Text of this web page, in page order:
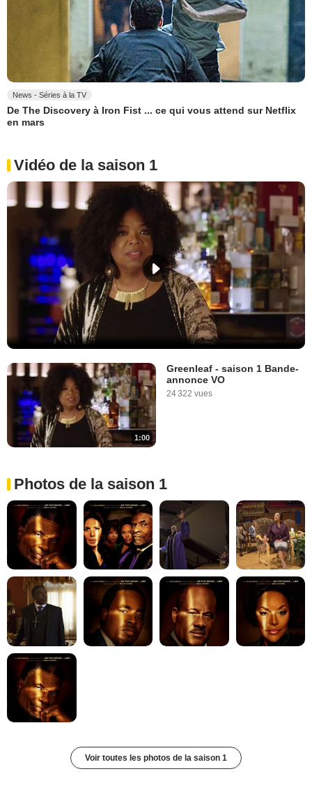
News - Séries à la TV
De The Discovery à Iron Fist ... ce qui vous attend sur Netflix
en mars
Vidéo de la saison 1
1:00
Greenleaf - saison 1 Bande-
annonce VO
24 322 vues
Photos de la saison 1
Voir toutes les photos de la saison 1